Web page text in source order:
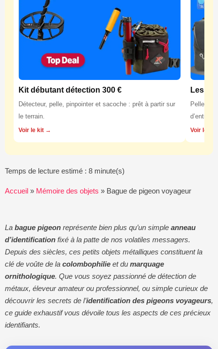
Kit débutant détection 300 €
Détecteur, pelle, pinpointer et sacoche : prêt à partir sur
le terrain.
Voir le kit →
Les
Pelles,
Voir les
Temps de lecture estimé : 8 minute(s)
Accueil » Mémoire des objets » Bague de pigeon voyageur
La bague pigeon représente bien plus qu’un simple anneau
d’identification fixé à la patte de nos volatiles messagers.
Depuis des siècles, ces petits objets métalliques constituent la
clé de voûte de la colombophilie et du marquage
ornithologique. Que vous soyez passionné de détection de
métaux, éleveur amateur ou professionnel, ou simple curieux de
découvrir les secrets de l’identification des pigeons voyageurs,
ce guide exhaustif vous dévoile tous les aspects de ces précieux
identifiants.